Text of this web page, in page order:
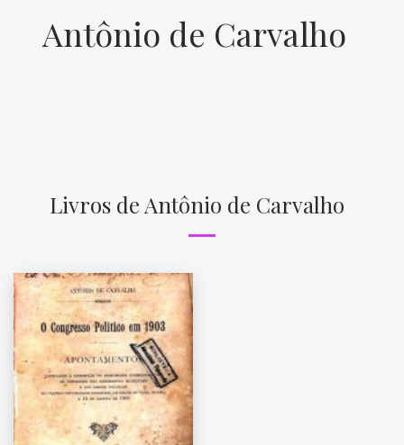
Antônio de Carvalho
Livros de Antônio de Carvalho